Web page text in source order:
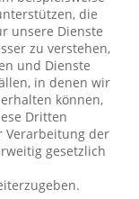
die
unsere Dienste
zu verstehen,
und Dienste
in denen wir
können,
Dritten
Verarbeitung der
gesetzlich